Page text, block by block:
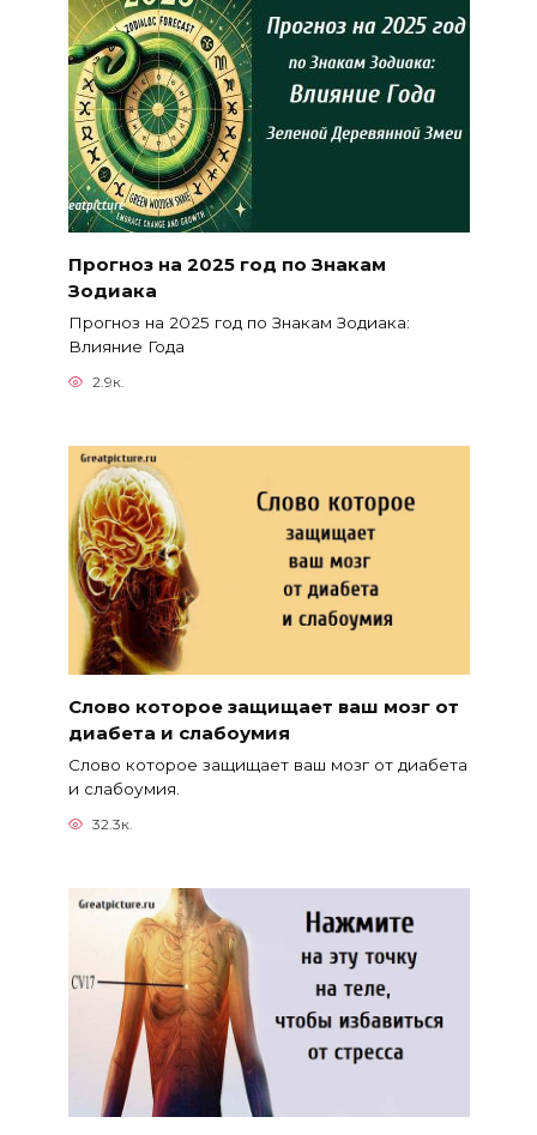
Прогноз на 2025 год по Знакам
Зодиака
Прогноз на 2025 год по Знакам Зодиака:
Влияние Года
2.9к.
Слово которое защищает ваш мозг от
диабета и слабоумия
Слово которое защищает ваш мозг от диабета
и слабоумия.
32.3к.